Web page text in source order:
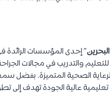
” إحدى المؤسسات الرائدة
والتدريب في مجالات
الصحية المتميزة. بفضل
تعليمية عالية الجودة تهدف إلى